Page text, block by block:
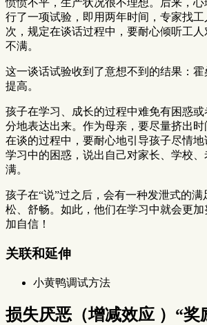
愤愤不平，生产状况很不理想。后来，
行了一项试验，即用两年时间，专家找工
次，规定在谈话过程中，要耐心倾听工
不满。
这一谈话试验收到了意想不到的结果：
提高。
孩子在学习、成长的过程中难免有困惑
分地表达出来。作为母亲，要尽量挤出时
在谈的过程中，要耐心地引导孩子尽情地
学习中的困惑，说出自己对家长、学校
满。
孩子在“说”过之后，会有一种发泄式的
松、舒畅。如此，他们在学习中就会更
加自信！
关联和延伸
小黄鸭调试方法
损失厌恶（增减效应 ）“奖